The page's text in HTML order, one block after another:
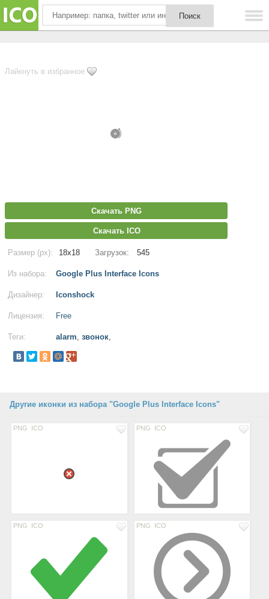
Лайкнуть в избранное
Скачать PNG
Скачать ICO
Размер (px): 18x18 Загрузок: 545
Из набора: Google Plus Interface Icons
Дизайнер: Iconshock
Лицензия: Free
Теги: alarm, звонок,
Другие иконки из набора "Google Plus Interface Icons"
PNG ICO PNG ICO
PNG ICO PNG ICO